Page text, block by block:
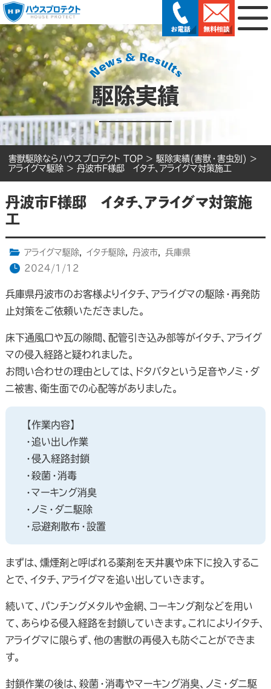
駆除実績
害獣駆除ならハウスプロテクト TOP > 駆除実績(害獣・害虫別) >
アライグマ駆除 > 丹波市F様邸 イタチ、アライグマ対策施工
丹波市F様邸 イタチ、アライグマ対策施
工
アライグマ駆除, イタチ駆除, 丹波市,
兵庫県
2024/1/12
兵庫県丹波市のお客様よりイタチ、アライグマの駆除・再発防
止対策をご依頼いただきました。
床下通風口や瓦の隙間、配管引き込み部等がイタチ、アライグ
マの侵入経路と疑われました。
お問い合わせの理由としては、ドタバタという足音やノミ・ダ
ニ被害、衛生面での心配等がありました。
【作業内容】
・追い出し作業
・侵入経路封鎖
・殺菌・消毒
・マーキング消臭
・ノミ・ダニ駆除
・忌避剤散布・設置
まずは、燻煙剤と呼ばれる薬剤を天井裏や床下に投入するこ
とで、イタチ、アライグマを追い出していきます。
続いて、パンチングメタルや金網、コーキング剤などを用い
て、あらゆる侵入経路を封鎖していきます。これによりイタチ、
アライグマに限らず、他の害獣の再侵入も防ぐことができま
す。
封鎖作業の後は、殺菌・消毒やマーキング消臭、ノミ・ダニ駆